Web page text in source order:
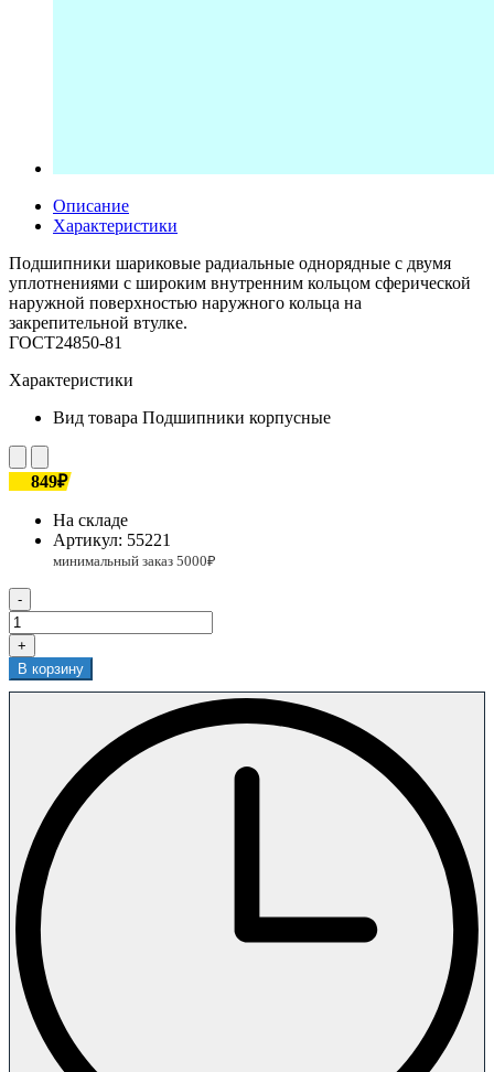
Описание
Характеристики
Подшипники шариковые радиальные однорядные с двумя
уплотнениями с широким внутренним кольцом сферической
наружной поверхностью наружного кольца на
закрепительной втулке.
ГОСТ24850-81
Характеристики
Вид товара Подшипники корпусные
849₽
На складе
Артикул: 55221
-
+
В корзину